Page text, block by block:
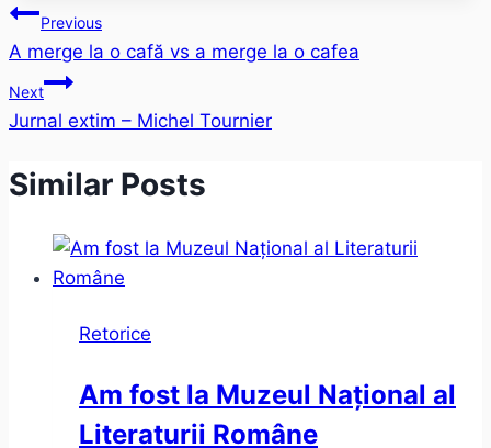
Post
navigation
Previous
A merge la o cafă vs a merge la o cafea
Next
Jurnal extim – Michel Tournier
Similar Posts
Retorice
Am fost la Muzeul Național al
Literaturii Române